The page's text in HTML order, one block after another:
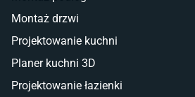
Taras i balkon
Deski tarasowe kompozytowe
Sztuczna trawa miękka
Koce i pledy
Płytki na balkon
Montaż drzwi
Projektowanie kuchni
Planer kuchni 3D
Projektowanie łazienki